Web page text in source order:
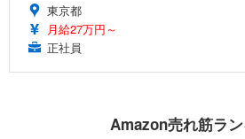
東京都
月給27万円～
正社員
Amazon売れ筋ラ